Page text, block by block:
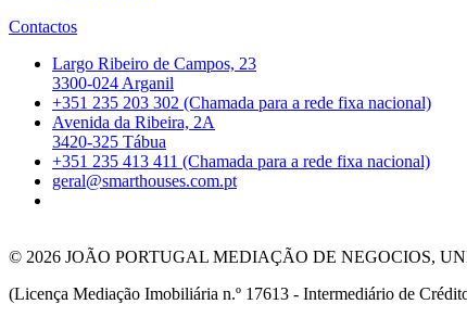
Contactos
Largo Ribeiro de Campos, 23
3300-024 Arganil
+351 235 203 302 (Chamada para a rede fixa nacional)
Avenida da Ribeira, 2A
3420-325 Tábua
+351 235 413 411 (Chamada para a rede fixa nacional)
geral@smarthouses.com.pt
© 2026 JOÃO PORTUGAL MEDIAÇÃO DE NEGOCIOS,
(Licença Mediação Imobiliária n.º 17613 - Intermediário de